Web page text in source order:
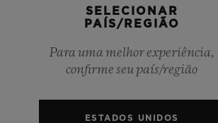
SELECIONAR
PAÍS/REGIÃO
Para uma melhor experiência,
confirme seu país/região
ESTADOS UNIDOS